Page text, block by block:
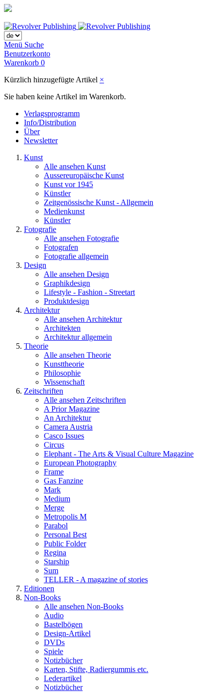
Menü Suche
Benutzerkonto
Warenkorb 0
Kürzlich hinzugefügte Artikel ×
Sie haben keine Artikel im Warenkorb.
Verlagsprogramm
Info/Distribution
Über
Newsletter
Kunst
Alle ansehen Kunst
Aussereuropäische Kunst
Kunst vor 1945
Künstler
Zeitgenössische Kunst - Allgemein
Medienkunst
Künstler
Fotografie
Alle ansehen Fotografie
Fotografen
Fotografie allgemein
Design
Alle ansehen Design
Graphikdesign
Lifestyle - Fashion - Streetart
Produktdesign
Architektur
Alle ansehen Architektur
Architekten
Architektur allgemein
Theorie
Alle ansehen Theorie
Kunsttheorie
Philosophie
Wissenschaft
Zeitschriften
Alle ansehen Zeitschriften
A Prior Magazine
An Architektur
Camera Austria
Casco Issues
Circus
Elephant - The Arts & Visual Culture Magazine
European Photography
Frame
Gas Fanzine
Mark
Medium
Merge
Metropolis M
Parabol
Personal Best
Public Folder
Regina
Starship
Sum
TELLER - A magazine of stories
Editionen
Non-Books
Alle ansehen Non-Books
Audio
Bastelbögen
Design-Artikel
DVDs
Spiele
Notizbücher
Karten, Stifte, Radiergummis etc.
Lederartikel
Notizbücher